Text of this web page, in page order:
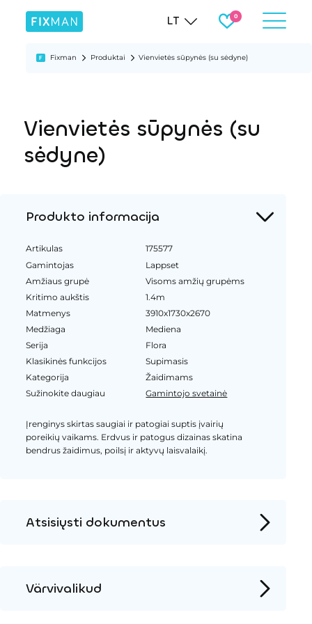
LT
Fixman Produktai Vienvietės sūpynės (su sėdyne)
Vienvietės sūpynės (su
sėdyne)
Produkto informacija
Artikulas
175577
Gamintojas
Lappset
Amžiaus grupė
Visoms amžių grupėms
Kritimo aukštis
1.4m
Matmenys
3910x1730x2670
Medžiaga
Mediena
Serija
Flora
Klasikinės funkcijos
Supimasis
Kategorija
Žaidimams
Sužinokite daugiau
Gamintojo svetainė
Įrenginys skirtas saugiai ir patogiai suptis įvairių
poreikių vaikams. Erdvus ir patogus dizainas skatina
bendrus žaidimus, poilsį ir aktyvų laisvalaikį.
Atsisiųsti dokumentus
Värvivalikud